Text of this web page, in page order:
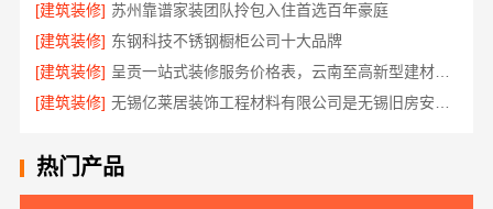
[建筑装修] 苏州靠谱家装团队拎包入住首选百年豪庭
[建筑装修] 东钢科技不锈钢橱柜公司十大品牌
[建筑装修]
呈贡一站式装修服务价格表，云南至高新型建材有限公司
[建筑装修]
热门产品